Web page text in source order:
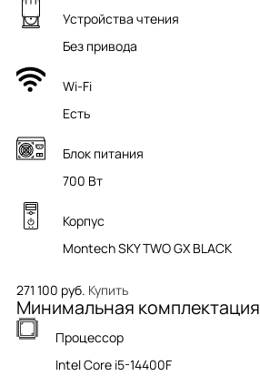
Устройства чтения
Без привода
Wi-Fi
Есть
Блок питания
700 Вт
Корпус
Montech SKY TWO GX BLACK
271 100 руб. Купить
Минимальная комплектация
Процессор
Intel Core i5-14400F